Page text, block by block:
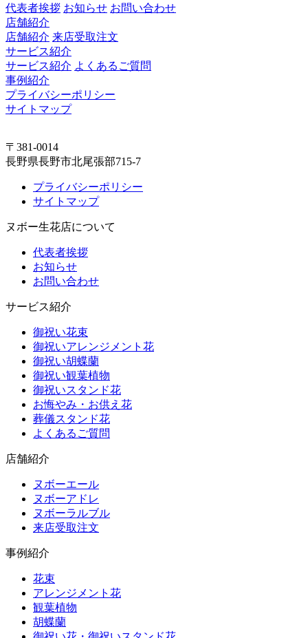
代表者挨拶 お知らせ お問い合わせ
店舗紹介
店舗紹介 来店受取注文
サービス紹介
サービス紹介 よくあるご質問
事例紹介
プライバシーポリシー
サイトマップ
〒381-0014
長野県長野市北尾張部715-7
プライバシーポリシー
サイトマップ
ヌボー生花店について
代表者挨拶
お知らせ
お問い合わせ
サービス紹介
御祝い花束
御祝いアレンジメント花
御祝い胡蝶蘭
御祝い観葉植物
御祝いスタンド花
お悔やみ・お供え花
葬儀スタンド花
よくあるご質問
店舗紹介
ヌボーエール
ヌボーアドレ
ヌボーラルブル
来店受取注文
事例紹介
花束
アレンジメント花
観葉植物
胡蝶蘭